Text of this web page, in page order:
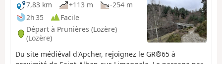
7,83 km
+113 m
-254 m
2h 35
Facile
Départ à Prunières (Lozère)
(Lozère)
Du site médiéval d'Apcher, rejoignez le GR®65 à